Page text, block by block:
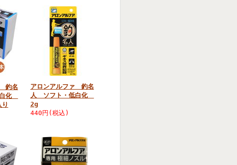
釣名
化
アロンアルファ 釣名
人 ソフト・低白化
2g
440円(税込)